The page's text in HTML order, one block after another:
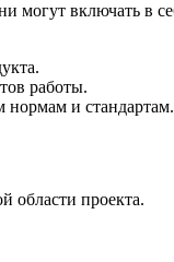
могут включать в
работы.
нормам и стандартам.
области проекта.